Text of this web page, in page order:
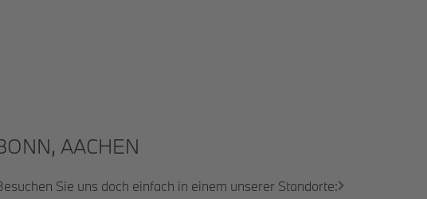
AACHEN
Sie uns doch einfach in einem unserer Standorte: